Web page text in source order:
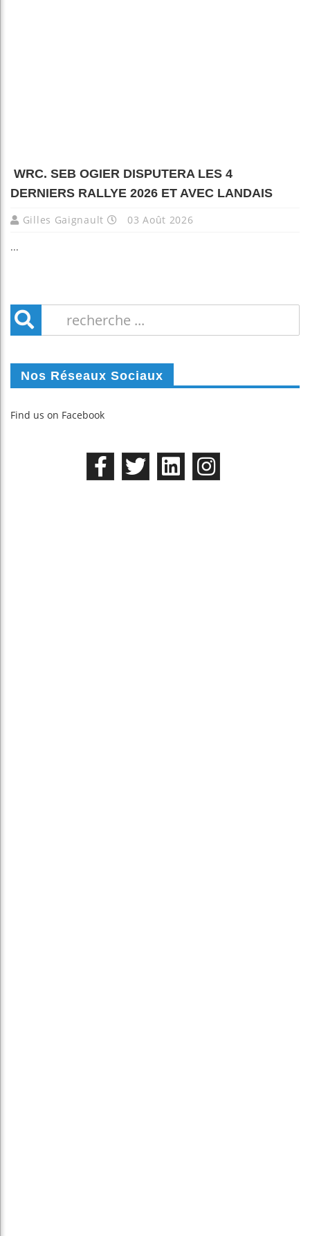
WRC. SEB OGIER DISPUTERA LES 4
DERNIERS RALLYE 2026 ET AVEC LANDAIS
Gilles Gaignault 03 Août 2026
...
Nos Réseaux Sociaux
Find us on Facebook